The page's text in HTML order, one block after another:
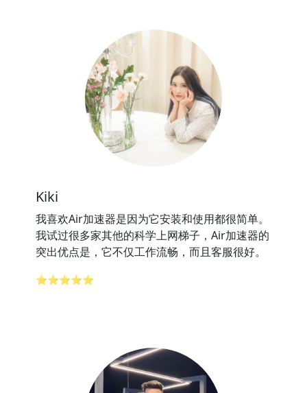
Kiki
我喜欢Air加速器是因为它安装和使用都很简单。
我试过很多家其他的科学上网梯子，Air加速器的
突出优点是，它不仅工作流畅，而且客服很好。
⭐⭐⭐⭐⭐